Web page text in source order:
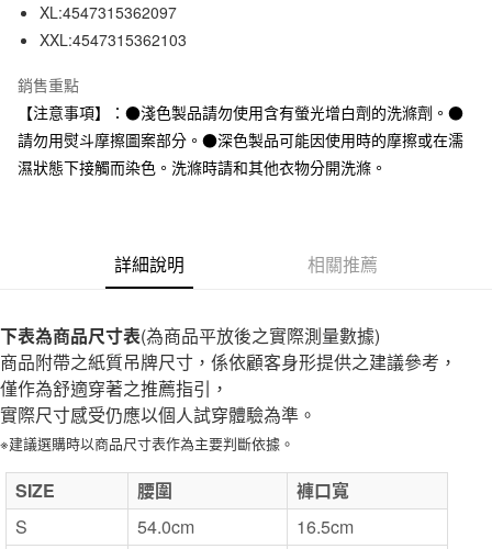
元大商業銀行
玉山商業銀行
台灣樂天信用卡公司
悠遊付
全家取貨付款
每筆NT$65，滿NT$1,000(含以上)免運費
付款後全家取貨
每筆NT$65，滿NT$1,000(含以上)免運費
每筆NT$65，滿NT$1,000(含以上)免運費
宅配
每筆NT$150，滿NT$2,000(含以上)免運費
免運費
XL:4547315362097
XXL:4547315362103
銷售重點
【注意事項】：●淺色製品請勿使用含有螢光增白劑的洗滌劑。●
請勿用熨斗摩擦圖案部分。●深色製品可能因使用時的摩擦或在濡
濕狀態下接觸而染色。洗滌時請和其他衣物分開洗滌。
詳細說明 相關推薦
下表為商品尺寸表(為商品平放後之實際測量數據)
商品附帶之紙質吊牌尺寸，係依顧客身形提供之建議參考，
僅作為舒適穿著之推薦指引，
實際尺寸感受仍應以個人試穿體驗為準。
※建議選購時以商品尺寸表作為主要判斷依據。
SIZE 腰圍
褲口寬
S
54.0cm
16.5cm